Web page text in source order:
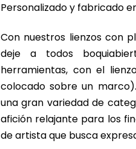
media
producto
es
de
0,0
sobre
5
estrellas.
Personalizado y fabricado
Con nuestros lienzos con
deje a todos
herramientas, con el
colocado sobre un
una gran variedad de
afición relajante para los
de artista que busca